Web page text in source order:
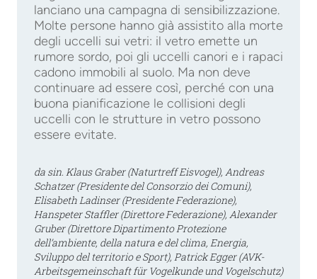
lanciano una campagna di sensibilizzazione.
Molte persone hanno già assistito alla morte
degli uccelli sui vetri: il vetro emette un
rumore sordo, poi gli uccelli canori e i rapaci
cadono immobili al suolo. Ma non deve
continuare ad essere così, perché con una
buona pianificazione le collisioni degli
uccelli con le strutture in vetro possono
essere evitate.
da sin. Klaus Graber (Naturtreff Eisvogel), Andreas
Schatzer (Presidente del Consorzio dei Comuni),
Elisabeth Ladinser (Presidente Federazione),
Hanspeter Staffler (Direttore Federazione), Alexander
Gruber (Direttore Dipartimento Protezione
dell’ambiente, della natura e del clima, Energia,
Sviluppo del territorio e Sport), Patrick Egger (AVK-
Arbeitsgemeinschaft für Vogelkunde und Vogelschutz)